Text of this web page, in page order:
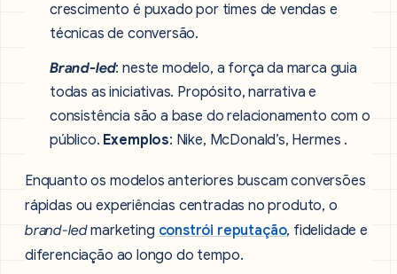
crescimento é puxado por times de vendas e
técnicas de conversão.
Brand-led: neste modelo, a força da marca guia
todas as iniciativas. Propósito, narrativa e
consistência são a base do relacionamento com o
público. Exemplos: Nike, McDonald’s, Hermes .
Enquanto os modelos anteriores buscam conversões
rápidas ou experiências centradas no produto, o
brand-ledmarketing constrói reputação, fidelidade e
diferenciação ao longo do tempo.